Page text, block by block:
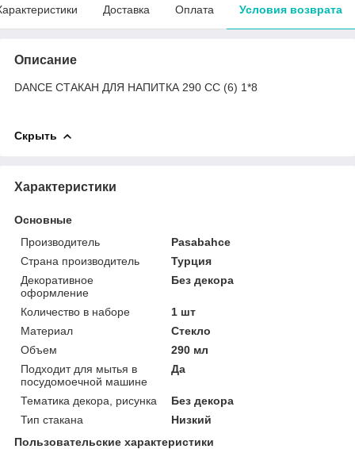
Доставка Оплата Условия возврата
Описание
DANCE СТАКАН ДЛЯ НАПИТКА 290 CC (6) 1*8
Скрыть
Характеристики
Основные
Производитель
Pasabahce
Страна производитель
Турция
Декоративное
оформление
Без декора
Количество в наборе
1 шт
Материал
Стекло
Объем
290 мл
Подходит для мытья в
посудомоечной машине
Да
Тематика декора, рисунка
Без декора
Тип стакана
Низкий
Пользовательские характеристики